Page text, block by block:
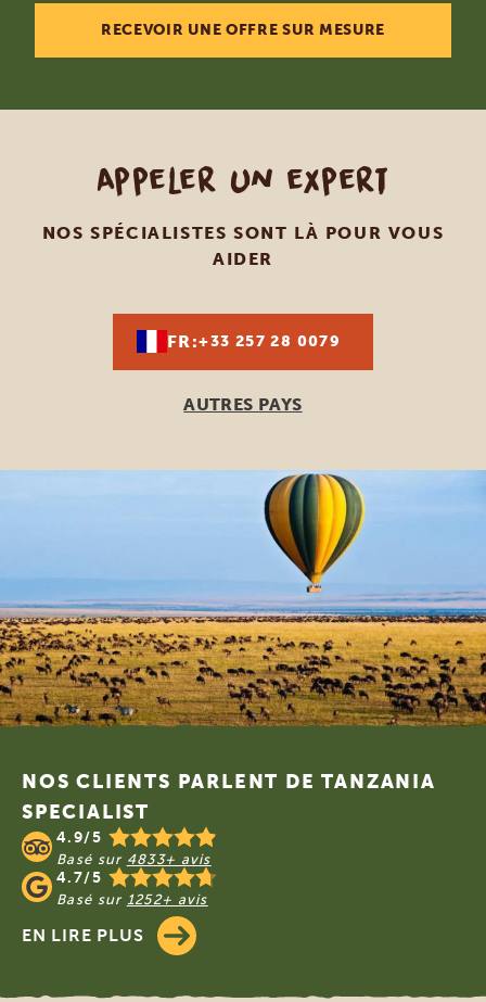
RECEVOIR UNE OFFRE SUR MESURE
Appeler un expert
NOS SPÉCIALISTES SONT LÀ POUR VOUS
AIDER
FR:+33 257 28 0079
AUTRES PAYS
Footer
NOS CLIENTS PARLENT DE TANZANIA
SPECIALIST
4.9/5
Basé sur 4833+ avis
4.7/5
Basé sur 1252+ avis
EN LIRE PLUS